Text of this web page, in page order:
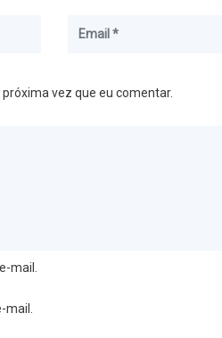
vez que eu comentar.
mail.